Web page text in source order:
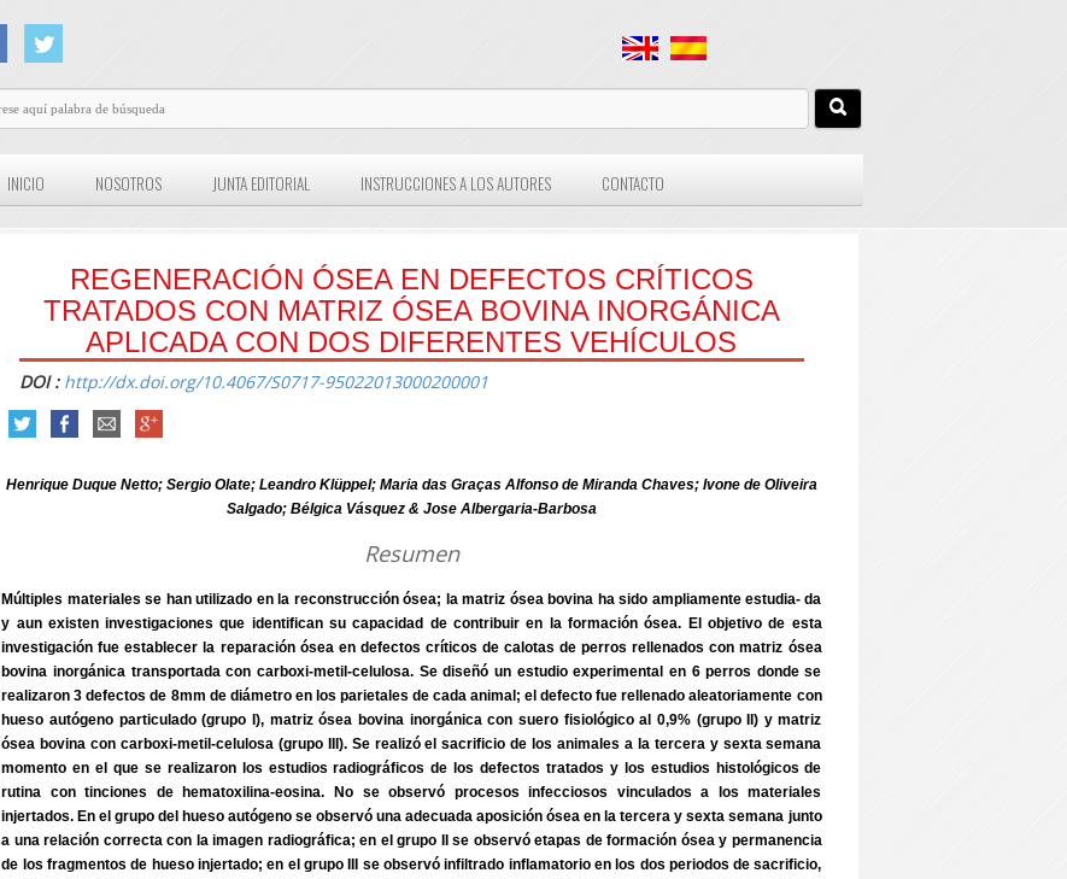
INICIO NOSOTROS JUNTA EDITORIAL INSTRUCCIONES A LOS AUTORES CONTACTO
REGENERACIÓN ÓSEA EN DEFECTOS CRÍTICOS
TRATADOS CON MATRIZ ÓSEA BOVINA INORGÁNICA
APLICADA CON DOS DIFERENTES VEHÍCULOS
DOI : http://dx.doi.org/10.4067/S0717-95022013000200001
Henrique Duque Netto; Sergio Olate; Leandro Klüppel; Maria das Graças Alfonso de Miranda Chaves; Ivone de Oliveira
Salgado; Bélgica Vásquez & Jose Albergaria-Barbosa
Resumen
Múltiples materiales se han utilizado en la reconstrucción ósea; la matriz ósea bovina ha sido ampliamente estudia- da
y aun existen investigaciones que identifican su capacidad de contribuir en la formación ósea. El objetivo de esta
investigación fue establecer la reparación ósea en defectos críticos de calotas de perros rellenados con matriz ósea
bovina inorgánica transportada con carboxi-metil-celulosa. Se diseñó un estudio experimental en 6 perros donde se
realizaron 3 defectos de 8mm de diámetro en los parietales de cada animal; el defecto fue rellenado aleatoriamente con
hueso autógeno particulado (grupo I), matriz ósea bovina inorgánica con suero fisiológico al 0,9% (grupo II) y matriz
ósea bovina con carboxi-metil-celulosa (grupo III). Se realizó el sacrificio de los animales a la tercera y sexta semana
momento en el que se realizaron los estudios radiográficos de los defectos tratados y los estudios histológicos de
rutina con tinciones de hematoxilina-eosina. No se observó procesos infecciosos vinculados a los materiales
injertados. En el grupo del hueso autógeno se observó una adecuada aposición ósea en la tercera y sexta semana junto
a una relación correcta con la imagen radiográfica; en el grupo II se observó etapas de formación ósea y permanencia
de los fragmentos de hueso injertado; en el grupo III se observó infiltrado inflamatorio en los dos periodos de sacrificio,